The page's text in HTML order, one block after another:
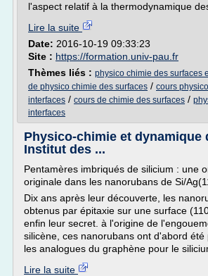
l'aspect relatif à la thermodynamique
Lire la suite
Date: 2016-10-19 09:33:23
Site : https://formation.univ-pau.fr
Thèmes liés : physico chimie des surfaces
de physico chimie des surfaces / cours
interfaces / cours de chimie des surfaces /
interfaces
Physico-chimie et dynamique
Institut des ...
Pentamères imbriqués de silicium : une
originale dans les nanorubans de Si/
Dix ans après leur découverte, les
obtenus par épitaxie sur une surface
enfin leur secret. à l'origine de
silicène, ces nanorubans ont d'abord
les analogues du graphène pour le
Lire la suite